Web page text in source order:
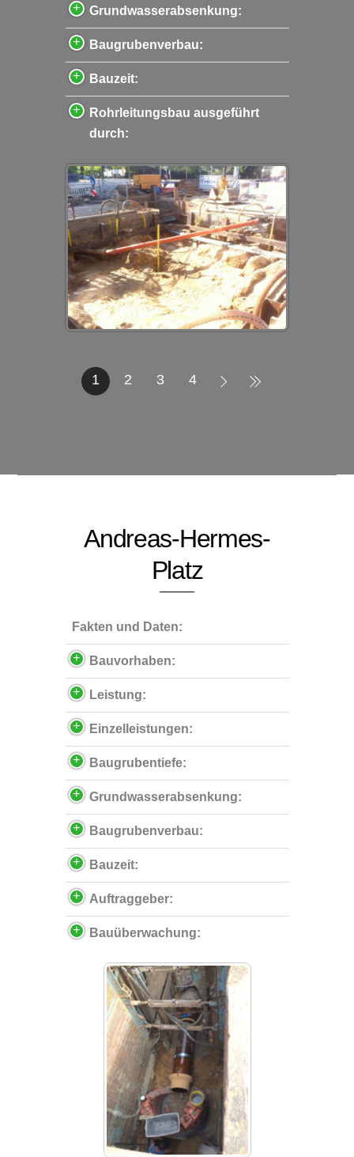
Grundwasserabsenkung:
Baugrubenverbau:
Bauzeit:
Rohrleitungsbau ausgeführt
durch:
1 2 3 4
Andreas-Hermes-
Platz
Fakten und Daten:
Bauvorhaben:
Leistung:
Einzelleistungen:
Baugrubentiefe:
Grundwasserabsenkung:
Baugrubenverbau:
Bauzeit:
Auftraggeber:
Bauüberwachung: